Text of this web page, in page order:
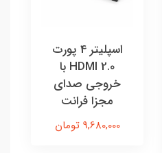
اسپلیتر 4 پورت
HDMI 2.0 با
خروجی صدای
مجزا فرانت
9,680,000 تومان